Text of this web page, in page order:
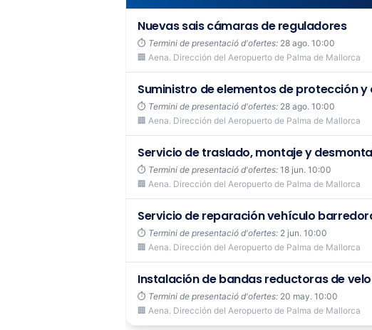
Nuevas sais cámaras de reguladores
⏱️ Termini de presentació d'ofertes: 28 ago. 10:00
🏢 Aena. Dirección del Aeropuerto de Palma de Mallorca
Suministro de elementos de protección
⏱️ Termini de presentació d'ofertes: 28 ago. 10:00
🏢 Aena. Dirección del Aeropuerto de Palma de Mallorca
Servicio de traslado, montaje y
⏱️ Termini de presentació d'ofertes: 18 jun. 10:00
🏢 Aena. Dirección del Aeropuerto de Palma de Mallorca
Servicio de reparación vehículo
⏱️ Termini de presentació d'ofertes: 2 jun. 10:00
🏢 Aena. Dirección del Aeropuerto de Palma de Mallorca
Instalación de bandas reductoras de
⏱️ Termini de presentació d'ofertes: 20 may. 10:00
🏢 Aena. Dirección del Aeropuerto de Palma de Mallorca